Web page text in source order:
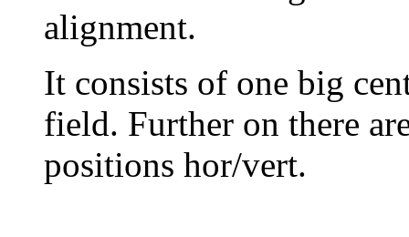
alignment.
It consists of one big
field. Further on there
positions hor/vert.